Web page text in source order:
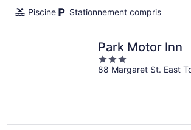
Piscine
Stationnement compris
Park Motor Inn
3
out
88 Margaret St. East